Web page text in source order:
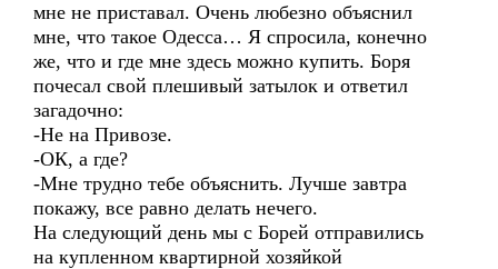
мне не приставал. Очень любезно объяснил
мне, что такое Одесса… Я спросила, конечно
же, что и где мне здесь можно купить. Боря
почесал свой плешивый затылок и ответил
загадочно:
-Не на Привозе.
-ОК, а где?
-Мне трудно тебе объяснить. Лучше завтра
покажу, все равно делать нечего.
На следующий день мы с Борей отправились
на купленном квартирной хозяйкой